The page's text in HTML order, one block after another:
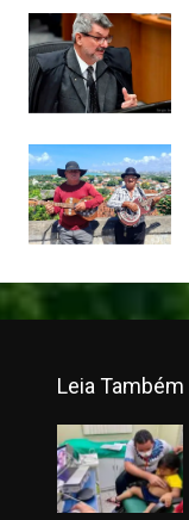
Leia Também